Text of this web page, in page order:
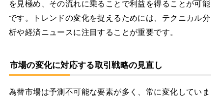
を見極め、その流れに乗ることで利益を得ることが可能
です。トレンドの変化を捉えるためには、テクニカル分
析や経済ニュースに注目することが重要です。
市場の変化に対応する取引戦略の見直し
為替市場は予測不可能な要素が多く、常に変化していま